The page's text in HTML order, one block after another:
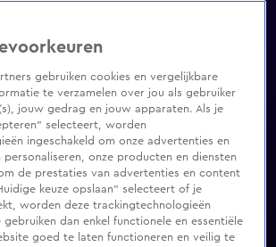
gebruiken cookies en vergelijkbare
te verzamelen over jou als gebruiker
jouw gedrag en jouw apparaten. Als je
selecteert, worden
ingeschakeld om onze advertenties en
onze producten en diensten
de prestaties van advertenties en content
keuze opslaan” selecteert of je
worden deze trackingtechnologieën
gebruiken dan enkel functionele en essentiële
goed te laten functioneren en veilig te